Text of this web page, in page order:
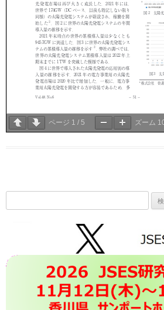
ページ 1 / 5 ズーム
索: